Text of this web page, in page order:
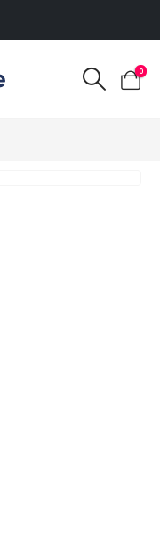
verzonden
0